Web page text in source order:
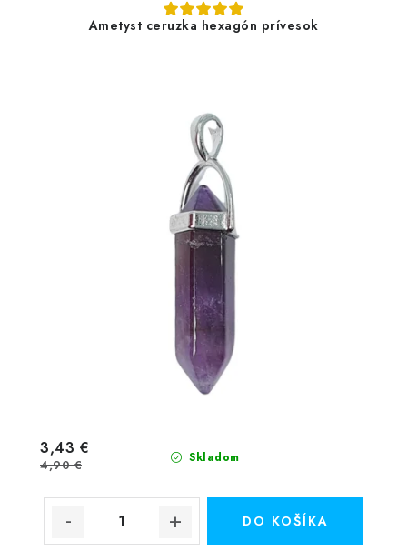
Ametyst ceruzka hexagón prívesok
Skladom
3,43 €
4,90 €
DO KOŠÍKA